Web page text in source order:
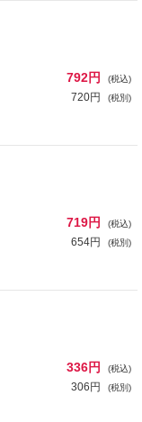
792円 (税込)
720円 (税別)
719円 (税込)
654円 (税別)
336円 (税込)
306円 (税別)